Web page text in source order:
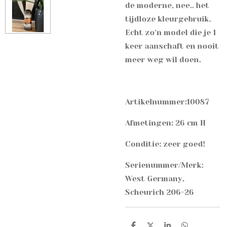
de moderne, nee.. het
tijdloze kleurgebruik.
Echt zo'n model die je 1
keer aanschaft en nooit
meer weg wil doen.
Artikelnummer:10087
Afmetingen: 26 cm H
Conditie: zeer goed!
Serienummer/Merk:
West Germany,
Scheurich 206-26